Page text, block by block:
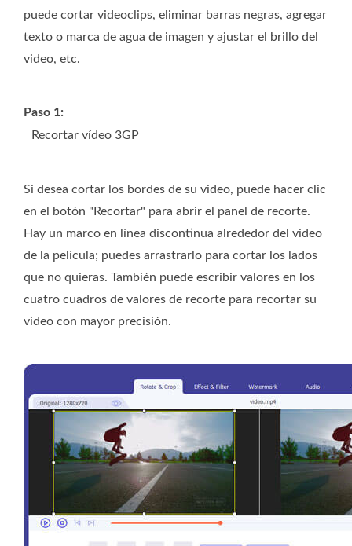
puede cortar videoclips, eliminar barras negras, agregar
texto o marca de agua de imagen y ajustar el brillo del
video, etc.
Paso 1:
Recortar vídeo 3GP
Si desea cortar los bordes de su video, puede hacer clic
en el botón "Recortar" para abrir el panel de recorte.
Hay un marco en línea discontinua alrededor del video
de la película; puedes arrastrarlo para cortar los lados
que no quieras. También puede escribir valores en los
cuatro cuadros de valores de recorte para recortar su
video con mayor precisión.